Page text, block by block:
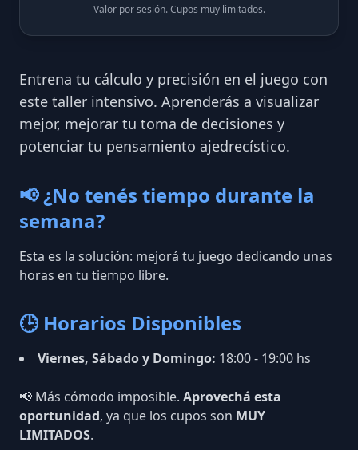
Valor por sesión. Cupos muy limitados.
Entrena tu cálculo y precisión en el juego con
este taller intensivo. Aprenderás a visualizar
mejor, mejorar tu toma de decisiones y
potenciar tu pensamiento ajedrecístico.
📢 ¿No tenés tiempo durante la
semana?
Esta es la solución: mejorá tu juego dedicando unas
horas en tu tiempo libre.
🕒 Horarios Disponibles
Viernes, Sábado y Domingo: 18:00 - 19:00 hs
📢 Más cómodo imposible. Aprovechá esta
oportunidad, ya que los cupos son MUY
LIMITADOS.